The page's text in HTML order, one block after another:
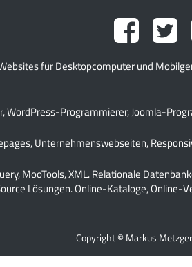
für Desktopcomputer und
WordPress-Programmierer, Joomla-
Unternehmenswebseiten,
MooTools, XML. Relationale
Lösungen. Online-Kataloge, Online-
Copyright © Markus